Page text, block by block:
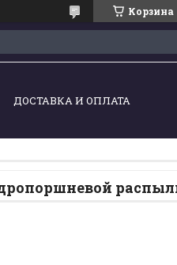
Корзина
ДОСТАВКА И ОПЛАТА